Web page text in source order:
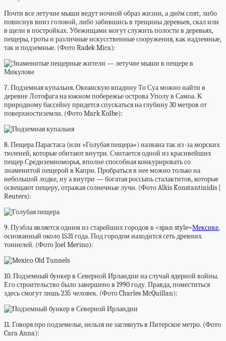
Почти все летучие мыши ведут ночной образ жизни, а днём спят, либо
повиснув вниз головой, либо забившись в трещины деревьев, скал или
в щели в постройках. Убежищами могут служить полости в деревьях,
пещеры, гроты и различные искусственные сооружения, как надземные,
так и подземные. (Фото Radek Mica):
7. Подземная купальня. Океанскую впадину То Суа можно найти в
деревне Лотофага на южном побережье острова Уполу в Самоа. К
природному бассейну придется спускаться на глубину 30 метров от
поверхностиземли. (Фото Mark Kolbe):
8. Пещера Парастаса (или «Голубая пещера») названа так из-за морских
тюленей, которые обитают внутри. Считается одной из красивейших
пещер Средиземноморья, вполне способная конкурировать со
знаменитой пещерой в Капри. Пробраться в нее можно только на
небольшой лодке, ну а внутри — богатая россыпь сталактитов, которые
освещают пещеру, отражая солнечные лучи. (Фото Alkis Konstantinidis |
Reuters):
9. Пуэбла является одним из старейших городов в <span style=Мексике,
основанный около 1531 года. Под городом находится сеть древних
тоннелей. (Фото Joel Merino):
10. Подземный бункер в Северной Ирландии на случай ядерной войны.
Его строительство было завершено в 1990 году. Правда, поместиться
здесь смогут лишь 235 человек. (Фото Charles McQuillan):
11. Говоря про подземелье, нельзя не заглянуть в Питерское метро. (Фото
Cara Anna):